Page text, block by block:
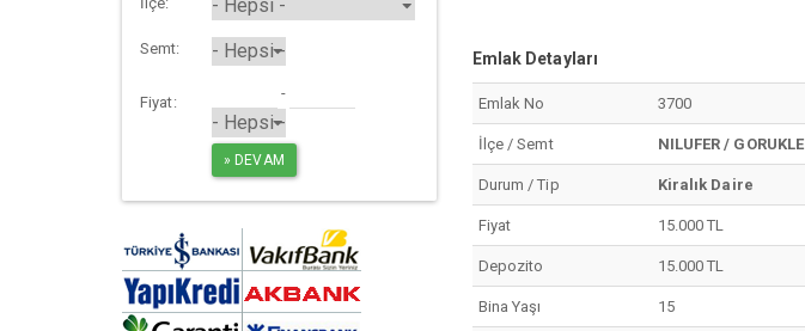
Semt:
Fiyat:
-
Emlak Detayları
Emlak No 3700
İlçe / Semt NILUFER / GORUKLE
Durum / Tip Kiralık Daire
Fiyat 15.000 TL
Depozito 15.000 TL
Bina Yaşı 15